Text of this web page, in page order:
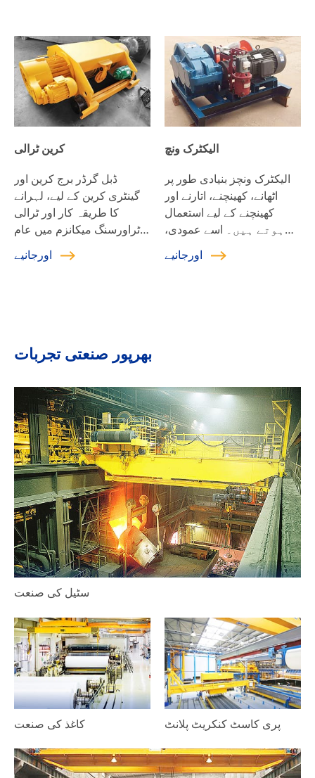
مکینیکل زندگی، آسان دیکھ
بھال، اور اعلی قیمت کی
کارکردگی۔
کرین ٹرالی
ڈبل گرڈر برج کرین اور
گینٹری کرین کے لیے، لہرانے
کا طریقہ کار اور ٹرالی
ٹراورسنگ میکانزم میں عام
طور پر درج ذیل قسم ہوتی
ہے: ایل ایچ ہوسٹ ٹرالی،
اورجانیے
الیکٹرک ونچ
الیکٹرک ونچز بنیادی طور پر
اٹھانے، کھینچنے، اتارنے اور
کھینچنے کے لیے استعمال
ہوتے ہیں۔ اسے عمودی،
افقی یا مائل اٹھایا جا سکتا
ہے۔
اورجانیے
بھرپور صنعتی تجربات
سٹیل کی صنعت
کاغذ کی صنعت پری کاسٹ کنکریٹ پلانٹ